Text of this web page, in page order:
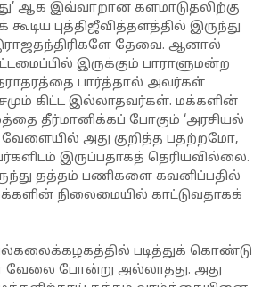
ஆக இவ்வாறான களமாடுதலிற்கு
புத்திஜீவித்தளத்தில் இருந்து
தேவை. ஆனால்
இருக்கும் பாராளுமன்ற
பார்த்தால் அவர்கள்
கிட்ட இல்லாதவர்கள். மக்களின்
தீர்மானிக்கப் போகும் ‘அரசியல்
வேளையில் அது குறித்த பதற்றமோ,
இருப்பதாகத் தெரியவில்லை.
தத்தம் பணிகளை கவனிப்பதில்
நிலைமையில் காட்டுவதாகக்
படித்துக் கொண்டு
வேலை போன்று அல்லாதது. அது